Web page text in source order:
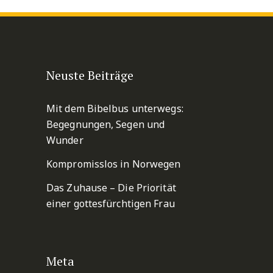
Neuste Beiträge
Mit dem Bibelbus unterwegs:
Begegnungen, Segen und
Wunder
Kompromisslos in Norwegen
Das Zuhause – Die Priorität
einer gottesfürchtigen Frau
Meta